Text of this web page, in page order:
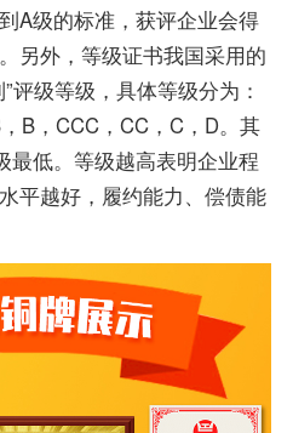
A级的标准，获评企业会得
另外，等级证书我国采用的
评级等级，具体等级分为：
B，CCC，CC，C，D。其
最低。等级越高表明企业程
平越好，履约能力、偿债能